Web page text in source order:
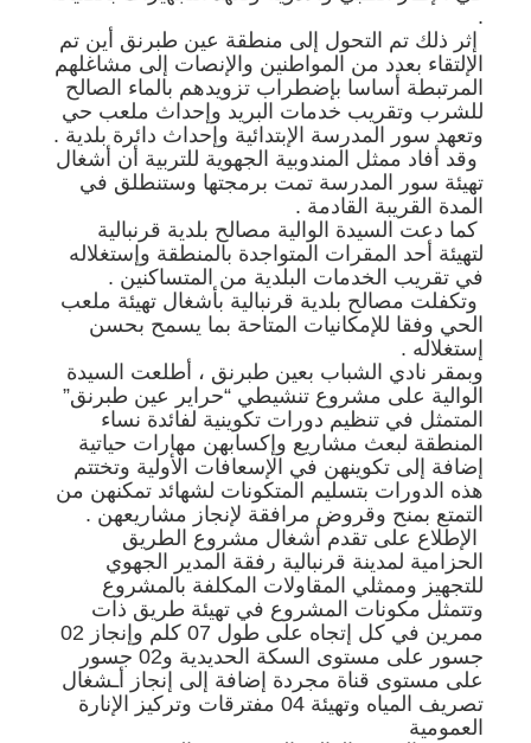
.
إثر ذلك تم التحول إلى منطقة عين طبرنق أين تم
الإلتقاء بعدد من المواطنين والإنصات إلى مشاغلهم
المرتبطة أساسا بإضطراب تزويدهم بالماء الصالح
للشرب وتقريب خدمات البريد وإحداث ملعب حي
وتعهد سور المدرسة الإبتدائية وإحداث دائرة بلدية .
وقد أفاد ممثل المندوبية الجهوية للتربية أن أشغال
تهيئة سور المدرسة تمت برمجتها وستنطلق في
المدة القريبة القادمة .
كما دعت السيدة الوالية مصالح بلدية قرنبالية
لتهيئة أحد المقرات المتواجدة بالمنطقة وإستغلاله
في تقريب الخدمات البلدية من المتساكنين .
وتكفلت مصالح بلدية قرنبالية بأشغال تهيئة ملعب
الحي وفقا للإمكانيات المتاحة بما يسمح بحسن
إستغلاله .
وبمقر نادي الشباب بعين طبرنق ، أطلعت السيدة
الوالية على مشروع تنشيطي “حراير عين طبرنق”
المتمثل في تنظيم دورات تكوينية لفائدة نساء
المنطقة لبعث مشاريع وإكسابهن مهارات حياتية
إضافة إلى تكوينهن في الإسعافات الأولية وتختتم
هذه الدورات بتسليم المتكونات لشهائد تمكنهن من
التمتع بمنح وقروض مرافقة لإنجاز مشاريعهن .
الإطلاع على تقدم أشغال مشروع الطريق
الحزامية لمدينة قرنبالية رفقة المدير الجهوي
للتجهيز وممثلي المقاولات المكلفة بالمشروع
وتتمثل مكونات المشروع في تهيئة طريق ذات
ممرين في كل إتجاه على طول 07 كلم وإنجاز 02
جسور على مستوى السكة الحديدية و02 جسور
على مستوى قناة مجردة إضافة إلى إنجاز أـشغال
تصريف المياه وتهيئة 04 مفترقات وتركيز الإنارة
العمومية